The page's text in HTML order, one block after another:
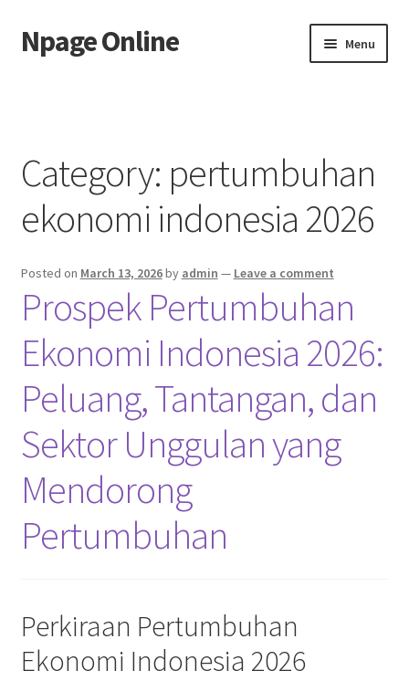
Skip
to
Skip
to
Npage Online Menu
Category: pertumbuhan
ekonomi indonesia 2026
Posted on March 13, 2026by admin — Leave a comment
Prospek Pertumbuhan
Ekonomi Indonesia 2026:
Peluang, Tantangan, dan
Sektor Unggulan yang
Mendorong
Pertumbuhan
Perkiraan Pertumbuhan
Ekonomi Indonesia 2026